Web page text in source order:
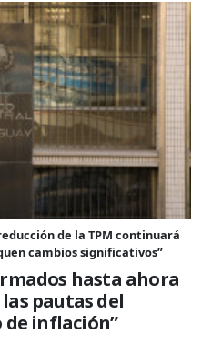
de la TPM continuará
cambios significativos”
hasta ahora
pautas del
inflación”